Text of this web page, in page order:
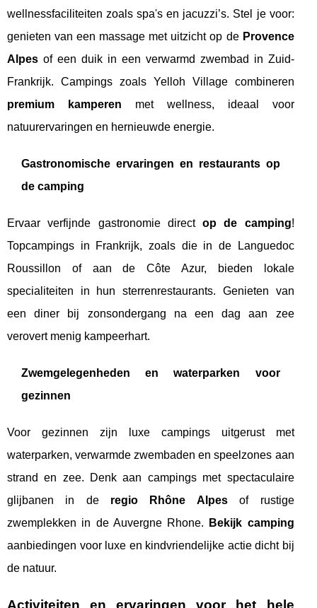
wellnessfaciliteiten zoals spa's en jacuzzi’s. Stel je voor:
genieten van een massage met uitzicht op de Provence
Alpes of een duik in een verwarmd zwembad in Zuid-
Frankrijk. Campings zoals Yelloh Village combineren
premium kamperen met wellness, ideaal voor
natuurervaringen en hernieuwde energie.
Gastronomische ervaringen en restaurants op
de camping
Ervaar verfijnde gastronomie directop de camping!
Topcampings in Frankrijk, zoals die in de Languedoc
Roussillon of aan de Côte Azur, bieden lokale
specialiteiten in hun sterrenrestaurants. Genieten van
een diner bij zonsondergang na een dag aan zee
verovert menig kampeerhart.
Zwemgelegenheden en waterparken voor
gezinnen
Voor gezinnen zijn luxe campings uitgerust met
waterparken, verwarmde zwembaden en speelzones aan
strand en zee. Denk aan campings met spectaculaire
glijbanen in de regio Rhône Alpesof rustige
zwemplekken in de Auvergne Rhone.
Bekijk camping
aanbiedingen voor luxe en kindvriendelijke actie dicht bij
de natuur.
Activiteiten en ervaringen voor het hele